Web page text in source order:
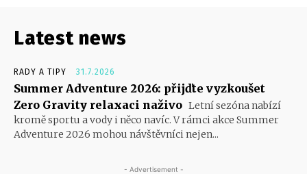
Latest news
RADY A TIPY 31.7.2026
Summer Adventure 2026: přijďte vyzkoušet
Zero Gravity relaxaci naživo Letní sezóna nabízí
kromě sportu a vody i něco navíc. V rámci akce Summer
Adventure 2026 mohou návštěvníci nejen...
- Advertisement -